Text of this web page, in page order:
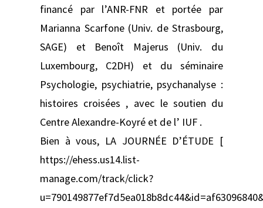
financé par l’ANR-FNR et portée par
Marianna Scarfone (Univ. de Strasbourg,
SAGE) et Benoît Majerus (Univ. du
Luxembourg, C2DH) et du séminaire
Psychologie, psychiatrie, psychanalyse :
histoires croisées , avec le soutien du
Centre Alexandre-Koyré et de l’ IUF .
Bien à vous, LA JOURNÉE D’ÉTUDE [
https://ehess.us14.list-
manage.com/track/click?